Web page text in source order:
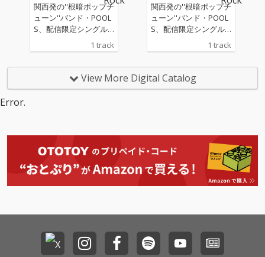
関西発の''根暗ポップチ
ューン''バンド・POOL
S、配信限定シングル
1 track
関西発の''根暗ポップチ
ューン''バンド・POOL
S、配信限定シングル
「daradara」をデジタ
ルリリース
1 track
View More Digital Catalog
Error.